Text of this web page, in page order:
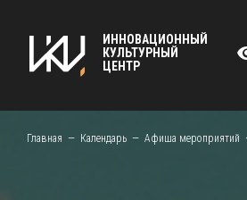
ИННОВАЦИОННЫЙ
КУЛЬТУРНЫЙ
ЦЕНТР
Главная Календарь Афиша мероприятий